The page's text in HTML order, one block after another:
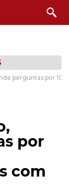
perguntas por
por
com